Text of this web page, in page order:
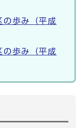
歩み（平成
歩み（平成